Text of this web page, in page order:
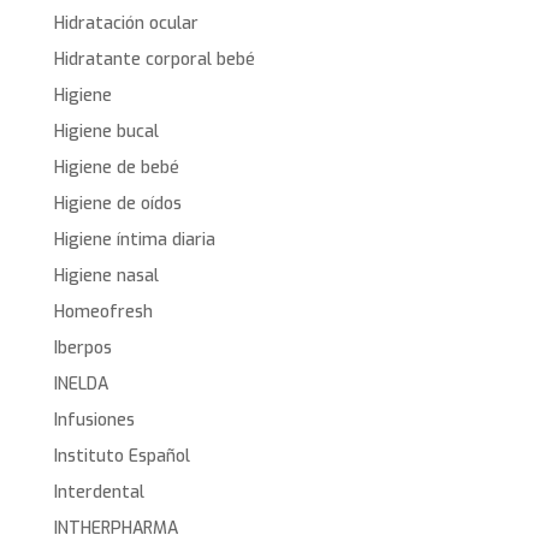
Hidratación ocular
Hidratante corporal bebé
Higiene
Higiene bucal
Higiene de bebé
Higiene de oídos
Higiene íntima diaria
Higiene nasal
Homeofresh
Iberpos
INELDA
Infusiones
Instituto Español
Interdental
INTHERPHARMA